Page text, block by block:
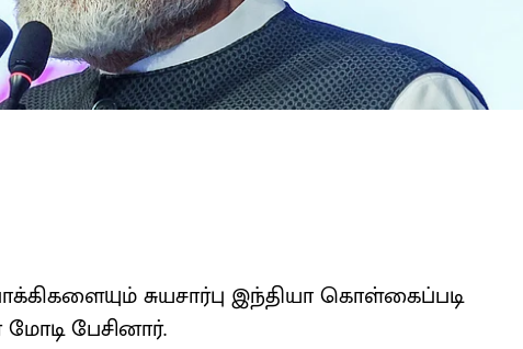
சுயசார்பு இந்தியா கொள்கைப்படி
பேசினார்.